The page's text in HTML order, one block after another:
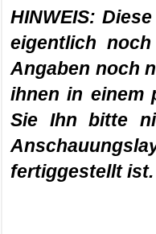
HINWEIS:
eigentlich
Angaben noch
ihnen in einem
Sie Ihn bitte
fertiggestellt ist.